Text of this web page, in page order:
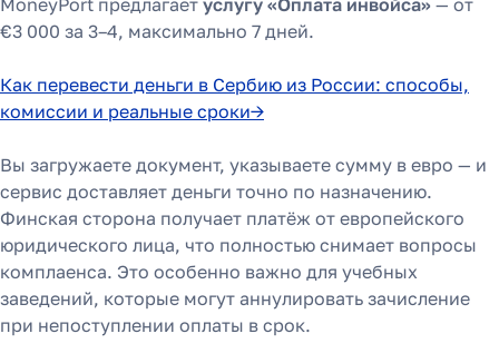
MoneyPort предлагает услугу «Оплата инвойса» — от
€3 000 за 3–4, максимально 7 дней.
Как перевести деньги в Сербию из России: способы,
комиссии и реальные сроки→
Вы загружаете документ, указываете сумму в евро — и
сервис доставляет деньги точно по назначению.
Финская сторона получает платёж от европейского
юридического лица, что полностью снимает вопросы
комплаенса. Это особенно важно для учебных
заведений, которые могут аннулировать зачисление
при непоступлении оплаты в срок.